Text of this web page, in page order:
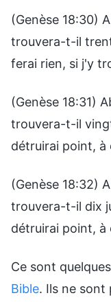
(Genèse 18:30)
trouvera-t-il
ferai rien, si j'y
(Genèse 18:31)
trouvera-t-il
détruirai point, à
(Genèse 18:32)
trouvera-t-il dix
détruirai point, à
Ce sont
Bible. Ils ne sont